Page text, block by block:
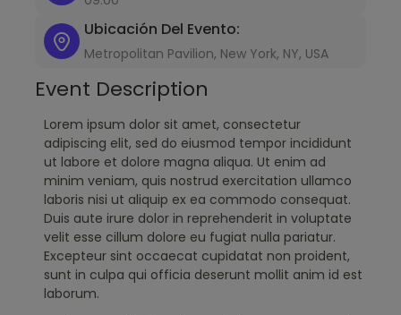
Ubicación Del Evento:
Metropolitan Pavilion, New York, NY, USA
Event Description
Lorem ipsum dolor sit amet, consectetur
adipiscing elit, sed do eiusmod tempor incididunt
ut labore et dolore magna aliqua. Ut enim ad
minim veniam, quis nostrud exercitation ullamco
laboris nisi ut aliquip ex ea commodo consequat.
Duis aute irure dolor in reprehenderit in voluptate
velit esse cillum dolore eu fugiat nulla pariatur.
Excepteur sint occaecat cupidatat non proident,
sunt in culpa qui officia deserunt mollit anim id est
laborum.